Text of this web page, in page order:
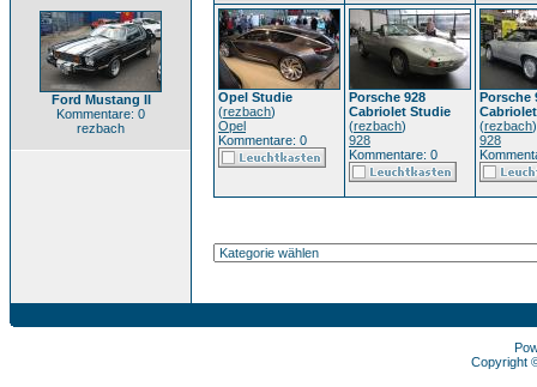
Ford Mustang II
Kommentare: 0
rezbach
Opel Studie
(rezbach)
Opel
Kommentare: 0
Porsche 928
Cabriolet Studie
(rezbach)
928
Kommentare: 0
Porsche
(rezbach)
928
Copyright